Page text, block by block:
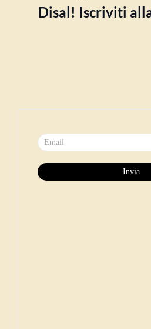
Disal! Iscriviti